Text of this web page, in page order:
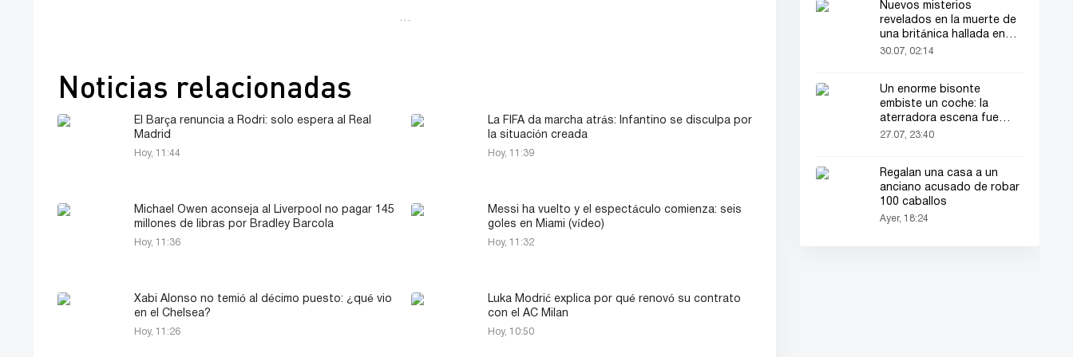
…
Noticias relacionadas
El Barça renuncia a Rodri: solo espera al Real
Madrid
Hoy, 11:44
La FIFA da marcha atrás: Infantino se disculpa por
la situación creada
Hoy, 11:39
Michael Owen aconseja al Liverpool no pagar 145
millones de libras por Bradley Barcola
Hoy, 11:36
Messi ha vuelto y el espectáculo comienza: seis
goles en Miami (vídeo)
Hoy, 11:32
Xabi Alonso no temió al décimo puesto: ¿qué vio
en el Chelsea?
Hoy, 11:26
Luka Modrić explica por qué renovó su contrato
con el AC Milan
Hoy, 10:50
Nuevos misterios
revelados en la muerte de
una británica hallada en
una maleta
30.07, 02:14
Un enorme bisonte
embiste un coche: la
aterradora escena fue
grabada en video
27.07, 23:40
Regalan una casa a un
anciano acusado de robar
100 caballos
Ayer, 18:24